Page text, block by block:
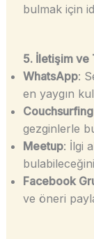
bulmak için
5. İletişim ve
WhatsApp:
en yaygın
gezginlerle
Meetup: İlgi
Facebook
ve öneri